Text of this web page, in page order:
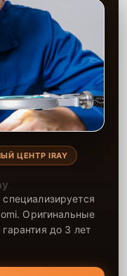
ЦЕНТР IRAY
Оригинальные
до 3 лет